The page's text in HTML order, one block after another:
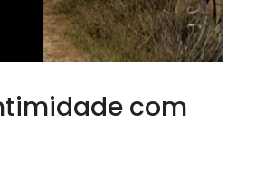
com